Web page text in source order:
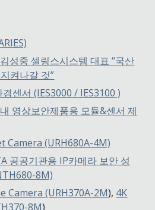
성중 셀링스시스템 대표 “국산
켜나갈 것”
센서 (IES3000 / IES3100 )
영상보안제품용 모듈&센서 제
Camera (URH680A-4M)
공공기관용 IP카메라 보안 성
8M)
Camera (URH370A-2M), 4K
8M)